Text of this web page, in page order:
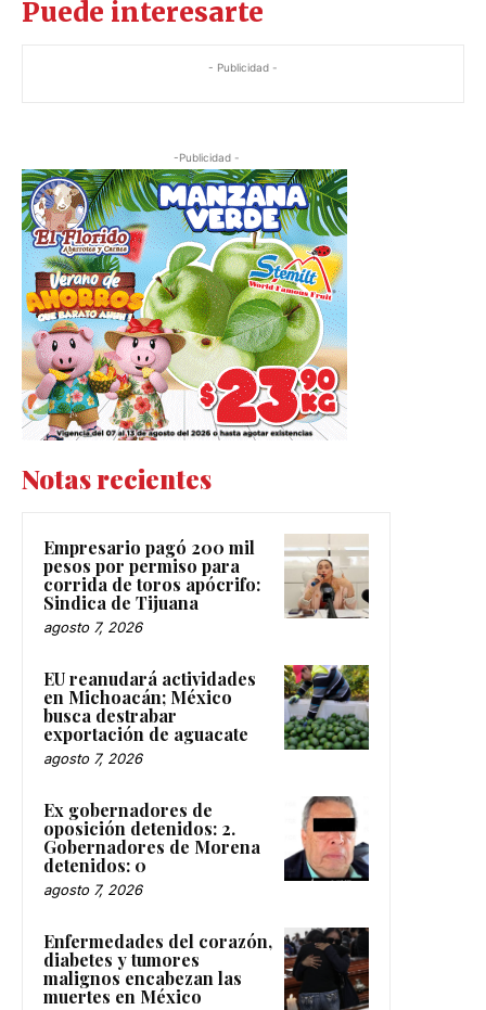
Puede interesarte
- Publicidad -
-Publicidad -
Notas recientes
Empresario pagó 200 mil
pesos por permiso para
corrida de toros apócrifo:
Sindica de Tijuana
agosto 7, 2026
EU reanudará actividades
en Michoacán; México
busca destrabar
exportación de aguacate
agosto 7, 2026
Ex gobernadores de
oposición detenidos: 2.
Gobernadores de Morena
detenidos: 0
agosto 7, 2026
Enfermedades del corazón,
diabetes y tumores
malignos encabezan las
muertes en México